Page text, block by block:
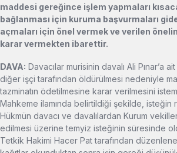
maddesi gereğince işlem yapmaları kı
bağlanması için kuruma başvurmaları
açmaları için önel vermek ve verilen ö
karar vermekten ibarettir.
DAVA: Davacılar murisinin davalı Ali Pınar’a
diğer işçi tarafından öldürülmesi nedeniyle
tazminatın ödetilmesine karar verilmesini
Mahkeme ilamında belirtildiği şekilde, isteğin
Hükmün davacı ve davalılardan Kurum
edilmesi üzerine temyiz isteğinin süresinde
Tetkik Hakimi Hacer Pat tarafından